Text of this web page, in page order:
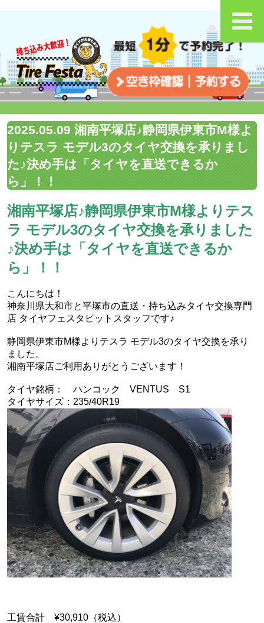
2025.05.09 湘南平塚店♪静岡県伊東市M様よ
りテスラ モデル3のタイヤ交換を承りまし
た♪決め手は「タイヤを直送できるか
ら」！！
湘南平塚店♪静岡県伊東市M様よりテス
ラ モデル3のタイヤ交換を承りました
♪決め手は「タイヤを直送できるか
ら」！！
こんにちは！
神奈川県大和市と平塚市の直送・‪‎持ち込みタイヤ交換専門
店‬ タイヤフェスタピットスタッフです♪
静岡県伊東市M様よりテスラ モデル3のタイヤ交換を承り
ました。
湘南平塚店ご利用ありがとうございます！
タイヤ銘柄： ハンコック VENTUS S1
タイヤサイズ：235/40R19
工賃合計 ¥30,910（税込）